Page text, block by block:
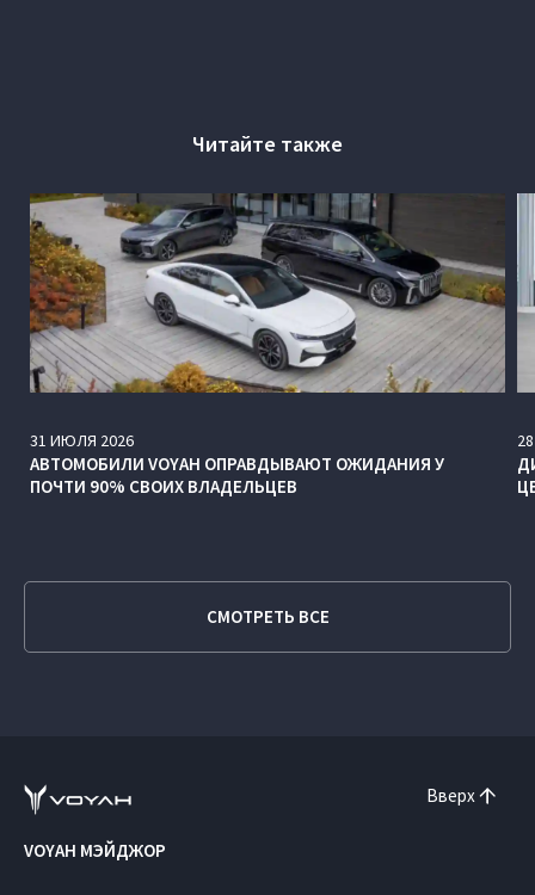
Читайте также
31 ИЮЛЯ 2026
АВТОМОБИЛИ VOYAH ОПРАВДЫВАЮТ ОЖИДАНИЯ У
ПОЧТИ 90% СВОИХ ВЛАДЕЛЬЦЕВ
28
СМОТРЕТЬ ВСЕ
Вверх
VOYAH МЭЙДЖОР